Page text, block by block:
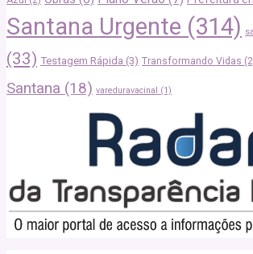
Santana Urgente (314)
(33) Testagem Rápida (3) Transformando Vidas
Santana (18) vareduravacinal (1)